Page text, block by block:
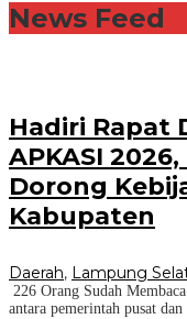
News Feed
Hadiri Rapat
APKASI
Dorong
Kabupaten
Daerah, Lampung
226 Orang Sudah
antara pemerintah pusat